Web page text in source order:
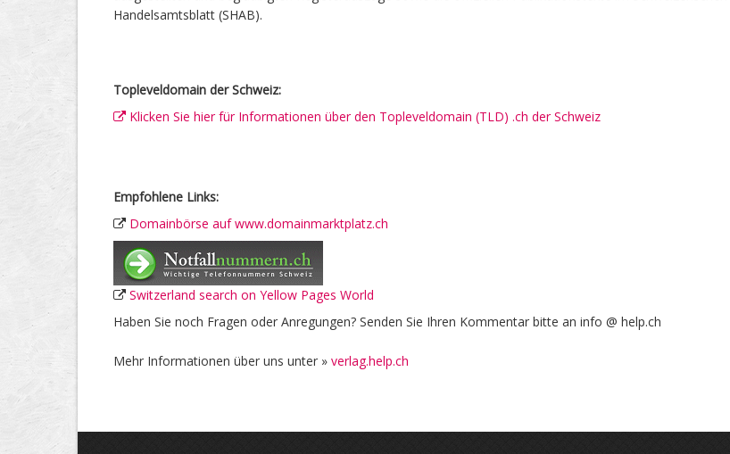
Handelsamtsblatt (SHAB).
Topleveldomain der Schweiz:
Klicken Sie hier für Informationen über den Topleveldomain (TLD) .ch der Schweiz
Empfohlene Links:
Domainbörse auf www.domainmarktplatz.ch
Switzerland search on Yellow Pages World
Haben Sie noch Fragen oder Anregungen? Senden Sie Ihren Kommentar bitte an info @ help.ch
Mehr Informationen über uns unter » verlag.help.ch